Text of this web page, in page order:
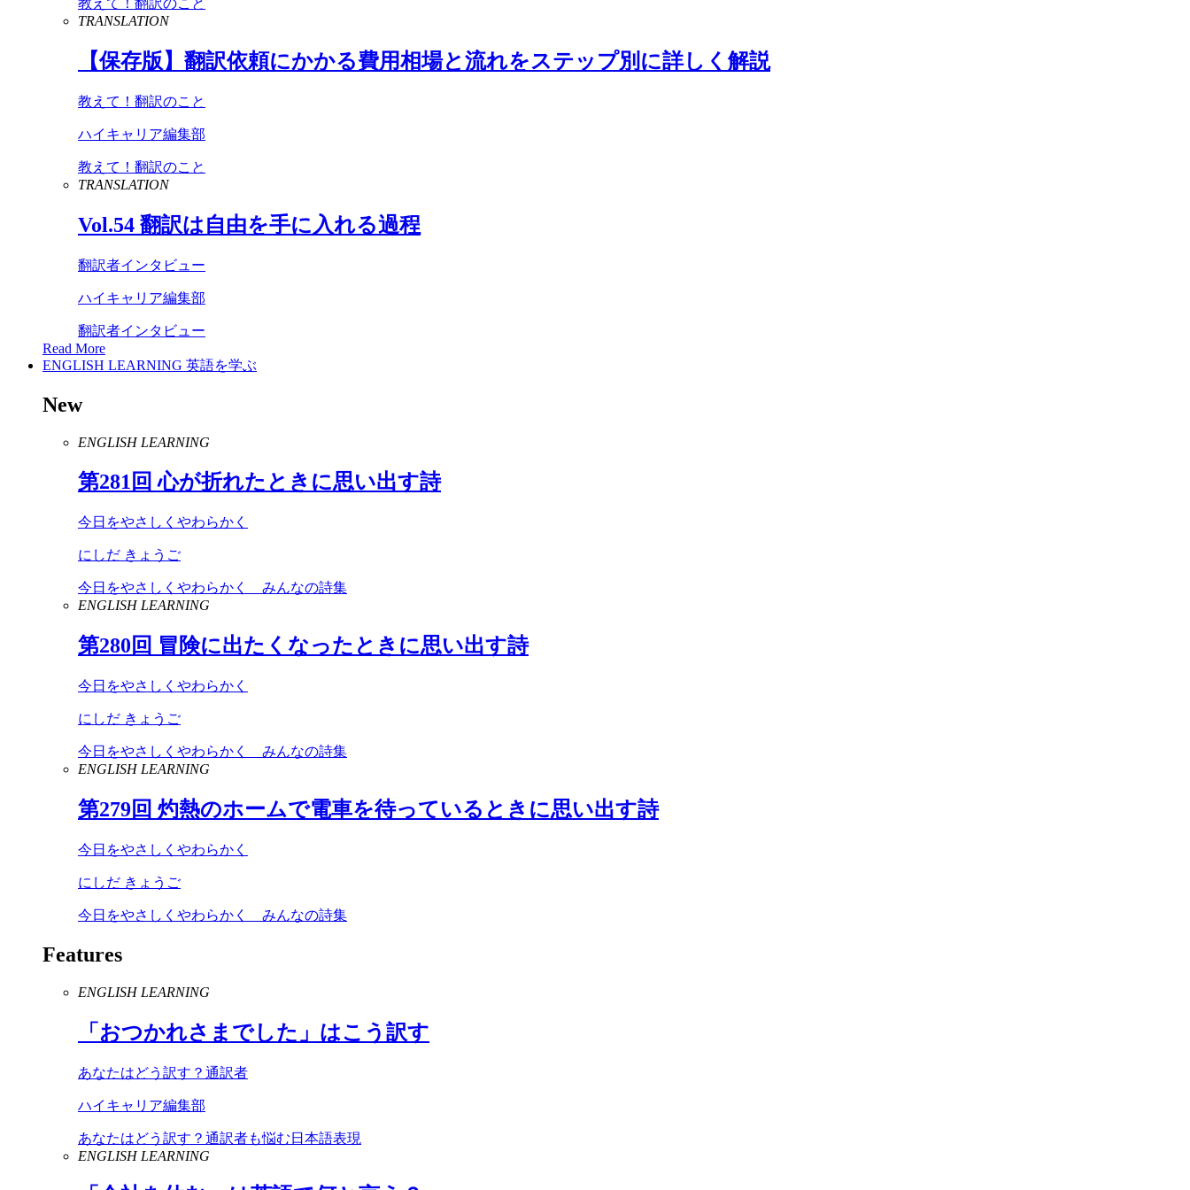
教えて！翻訳のこと
TRANSLATION
【保存版】翻訳依頼にかかる費用相場と流れをステップ別に詳しく解説
教えて！翻訳のこと
ハイキャリア編集部
教えて！翻訳のこと
TRANSLATION
Vol.54 翻訳は自由を手に入れる過程
翻訳者インタビュー
ハイキャリア編集部
翻訳者インタビュー
Read More
ENGLISH LEARNING 英語を学ぶ
New
ENGLISH LEARNING
第281回 心が折れたときに思い出す詩
今日をやさしくやわらかく
にしだ きょうご
今日をやさしくやわらかく みんなの詩集
ENGLISH LEARNING
第280回 冒険に出たくなったときに思い出す詩
今日をやさしくやわらかく
にしだ きょうご
今日をやさしくやわらかく みんなの詩集
ENGLISH LEARNING
第279回 灼熱のホームで電車を待っているときに思い出す詩
今日をやさしくやわらかく
にしだ きょうご
今日をやさしくやわらかく みんなの詩集
Features
ENGLISH LEARNING
「おつかれさまでした」はこう訳す
あなたはどう訳す？通訳者
ハイキャリア編集部
あなたはどう訳す？通訳者も悩む日本語表現
ENGLISH LEARNING